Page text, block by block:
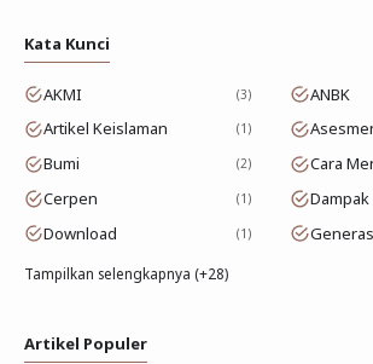
Kata Kunci
AKMI 3 ANBK
Artikel Keislaman 1
Bumi 2 Cara
Cerpen 1 Dampak
Download 1
Tampilkan selengkapnya (+28)
Artikel Populer